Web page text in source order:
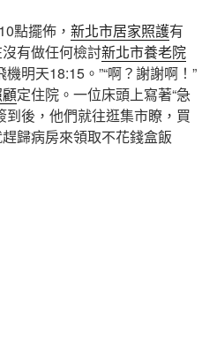
點擺佈， 新北市居家照護有
有做任何檢討新北市養老院
明天18:15。”“啊？謝謝啊！”
定住院。一位床頭上寫著“急
到後，他們就往逛集市瞭，買
歸病房來領取不花錢盒飯